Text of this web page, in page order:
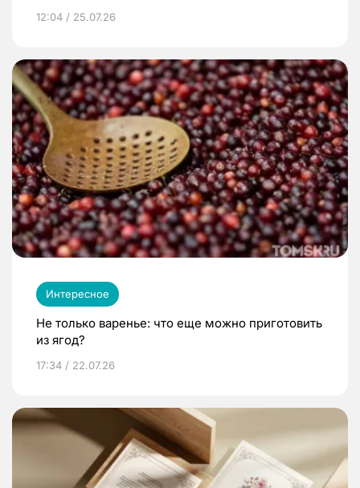
12:04 / 25.07.26
Интересное
Не только варенье: что еще можно приготовить
из ягод?
17:34 / 22.07.26